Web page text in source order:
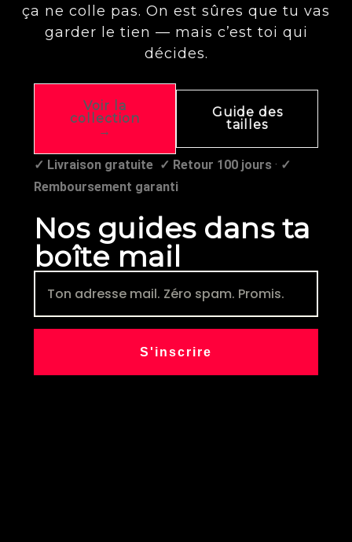
ça ne colle pas. On est sûres que tu vas
garder le tien — mais c’est toi qui
décides.
Voir la
collection
→
Guide des
tailles
✓ Livraison gratuite ✓ Retour 100 jours · ✓
Remboursement garanti
Nos guides dans ta
boîte mail
S'inscrire